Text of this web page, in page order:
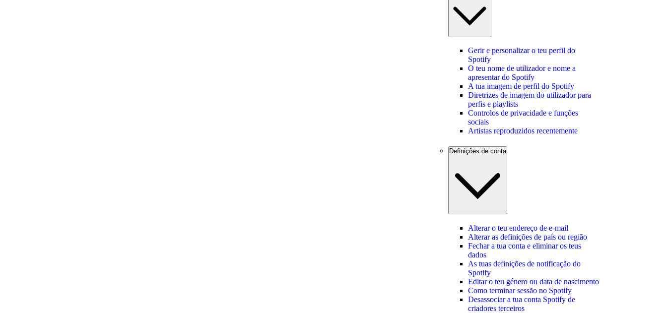
Gerir e personalizar o teu perfil do
Spotify
O teu nome de utilizador e nome a
apresentar do Spotify
A tua imagem de perfil do Spotify
Diretrizes de imagem do utilizador para
perfis e playlists
Controlos de privacidade e funções
sociais
Artistas reproduzidos recentemente
Definições de conta
Alterar o teu endereço de e-mail
Alterar as definições de país ou região
Fechar a tua conta e eliminar os teus
dados
As tuas definições de notificação do
Spotify
Editar o teu género ou data de nascimento
Como terminar sessão no Spotify
Desassociar a tua conta Spotify de
criadores terceiros